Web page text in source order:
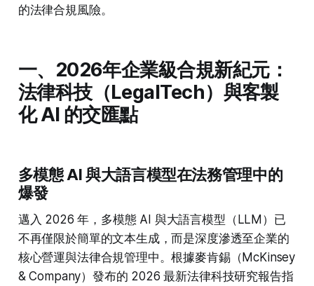
的法律合規風險。
一、2026年企業級合規新紀元：
法律科技（LegalTech）與客製
化 AI 的交匯點
多模態 AI 與大語言模型在法務管理中的
爆發
邁入 2026 年，多模態 AI 與大語言模型（LLM）已
不再僅限於簡單的文本生成，而是深度滲透至企業的
核心營運與法律合規管理中。根據麥肯錫（McKinsey
& Company）發布的 2026 最新法律科技研究報告指